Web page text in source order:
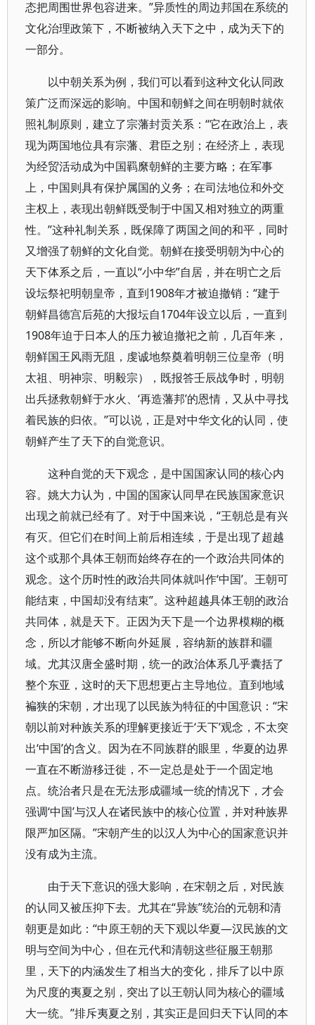
态把周围世界包容进来。”异质性的周边邦国在系统的
文化治理政策下，不断被纳入天下之中，成为天下的
一部分。
以中朝关系为例，我们可以看到这种文化认同政
策广泛而深远的影响。中国和朝鲜之间在明朝时就依
照礼制原则，建立了宗藩封贡关系：“它在政治上，表
现为两国地位具有宗藩、君臣之别；在经济上，表现
为经贸活动成为中国羁縻朝鲜的主要方略；在军事
上，中国则具有保护属国的义务；在司法地位和外交
主权上，表现出朝鲜既受制于中国又相对独立的两重
性。”这种礼制关系，既保障了两国之间的和平，同时
又增强了朝鲜的文化自觉。朝鲜在接受明朝为中心的
天下体系之后，一直以“小中华”自居，并在明亡之后
设坛祭祀明朝皇帝，直到1908年才被迫撤销：“建于
朝鲜昌德宫后苑的大报坛自1704年设立以后，一直到
1908年迫于日本人的压力被迫撤祀之前，几百年来，
朝鲜国王风雨无阻，虔诚地祭奠着明朝三位皇帝（明
太祖、明神宗、明毅宗），既报答壬辰战争时，明朝
出兵拯救朝鲜于水火、‘再造藩邦’的恩情，又从中寻找
着民族的归依。”可以说，正是对中华文化的认同，使
朝鲜产生了天下的自觉意识。
这种自觉的天下观念，是中国国家认同的核心内
容。姚大力认为，中国的国家认同早在民族国家意识
出现之前就已经有了。对于中国来说，“王朝总是有兴
有灭。但它们在时间上前后相连续，于是出现了超越
这个或那个具体王朝而始终存在的一个政治共同体的
观念。这个历时性的政治共同体就叫作‘中国’。王朝可
能结束，中国却没有结束”。这种超越具体王朝的政治
共同体，就是天下。正因为天下是一个边界模糊的概
念，所以才能够不断向外延展，容纳新的族群和疆
域。尤其汉唐全盛时期，统一的政治体系几乎囊括了
整个东亚，这时的天下思想更占主导地位。直到地域
褊狭的宋朝，才出现了以民族为特征的中国意识：“宋
朝以前对种族关系的理解更接近于‘天下’观念，不太突
出‘中国’的含义。因为在不同族群的眼里，华夏的边界
一直在不断游移迁徙，不一定总是处于一个固定地
点。统治者只是在无法形成疆域一统的情况下，才会
强调‘中国’与汉人在诸民族中的核心位置，并对种族界
限严加区隔。”宋朝产生的以汉人为中心的国家意识并
没有成为主流。
由于天下意识的强大影响，在宋朝之后，对民族
的认同又被压抑下去。尤其在“异族”统治的元朝和清
朝更是如此：“中原王朝的天下观以华夏—汉民族的文
明与空间为中心，但在元代和清朝这些征服王朝那
里，天下的内涵发生了相当大的变化，排斥了以中原
为尺度的夷夏之别，突出了以王朝认同为核心的疆域
大一统。”排斥夷夏之别，其实正是回归天下认同的本